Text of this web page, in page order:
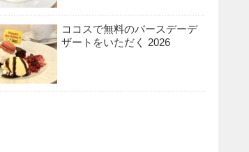
ココスで無料のバースデーデ
ザートをいただく 2026